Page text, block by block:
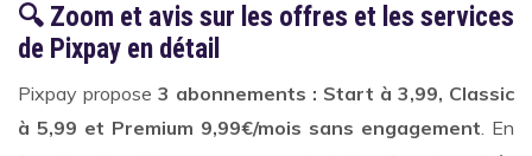
🔍 Zoom et avis sur les offres et les services
de Pixpay en détail
Pixpay propose 3 abonnements : Start à 3,99, Classic
à 5,99 et Premium 9,99€/mois sans engagement. En